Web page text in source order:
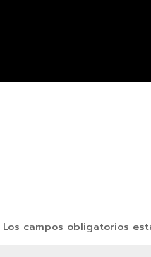
Los campos obligatorios